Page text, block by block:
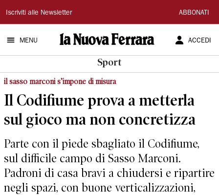
La
Nuova
Ferrara
Iscriviti alle Newsletter ABBONATI
MENU ACCEDI
Sport
il sasso marconi s’impone di misura
Il Codifiume prova a metterla
sul gioco ma non concretizza
Parte con il piede sbagliato il Codifiume,
sul difficile campo di Sasso Marconi.
Padroni di casa bravi a chiudersi e ripartire
negli spazi, con buone verticalizzazioni,